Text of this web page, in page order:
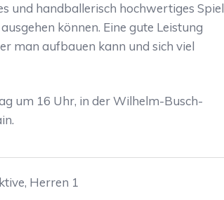
und handballerisch hochwertiges Spiel
können. Eine gute Leistung
man aufbauen kann und sich viel
um 16 Uhr, in der Wilhelm-Busch-
, Herren 1